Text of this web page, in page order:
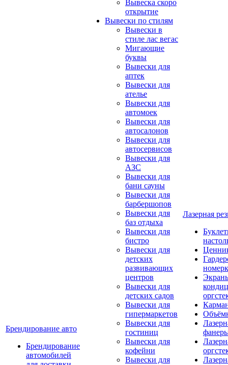
Брендирование авто
Брендирование
автомобилей
Вывеска скоро
открытие
Вывески по стилям
Вывески в
стиле лас вегас
Мигающие
буквы
Вывески для
аптек
Вывески для
ателье
Вывески для
автомоек
Вывески для
автосалонов
Вывески для
автосервисов
Вывески для
АЗС
Вывески для
бани сауны
Вывески для
барбершопов
Вывески для
баз отдыха
Вывески для
бистро
Вывески для
детских
развивающих
центров
Вывески для
детских садов
Вывески для
гипермаркетов
Вывески для
гостиниц
Вывески для
кофейни
Вывески для
Лазерная